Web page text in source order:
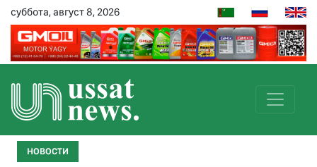
суббота, август 8, 2026
НОВОСТИ